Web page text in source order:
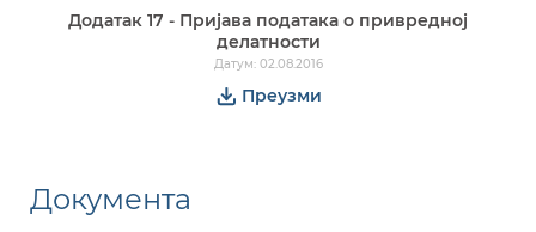
Додатак 17 - Пријава података о привредној
делатности
Датум: 02.08.2016
Преузми
Документа